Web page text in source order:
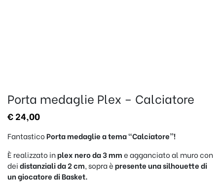
Porta medaglie Plex – Calciatore
€24,00
FantasticoPorta medaglie a tema“Calciatore”!
È realizzato inplex nero da 3 mme agganciato al muro con
deidistanziali da 2 cm, sopra èpresente una silhouette di
un giocatore di Basket.